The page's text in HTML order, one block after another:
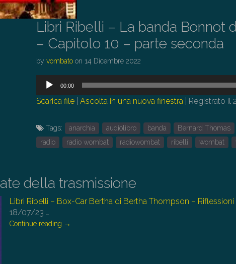
Libri Ribelli – La banda Bonnot
– Capitolo 10 – parte seconda
byvombato on 14 Dicembre 2022
Audio
00:00
Scarica file |Ascolta in una nuova finestra Registrato il
Tags: anarchia audiolibro banda Bernard Thomas
radio
radio wombat radiowombat ribelli wombat
della trasmissione
Libri Ribelli – Box-Car Bertha di Bertha Thompson – Riflessioni
18/07/23 …
Continue reading →